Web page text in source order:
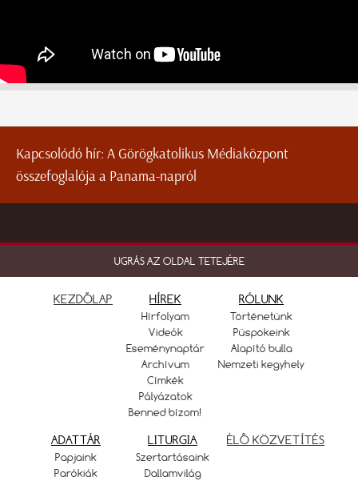
Kapcsolódó hír: A Görögkatolikus Médiaközpont
összefoglalója a Panama-napról
UGRÁS AZ OLDAL TETEJÉRE
KEZDŐLAP HÍREK
Hírfolyam
Videók
Eseménynaptár
Archívum
Címkék
Pályázatok
Benned bízom!
RÓLUNK
Történetünk
Püspökeink
Alapító bulla
Nemzeti kegyhely
ADATTÁR
Papjaink
Parókiák
LITURGIA
Szertartásaink
Dallamvilág
ÉLŐ KÖZVETÍTÉS